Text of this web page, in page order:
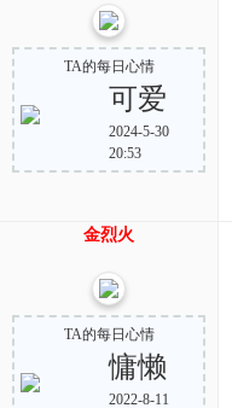
TA的每日心情
可爱
2024-5-30
20:53
金烈火
TA的每日心情
慵懒
2022-8-11